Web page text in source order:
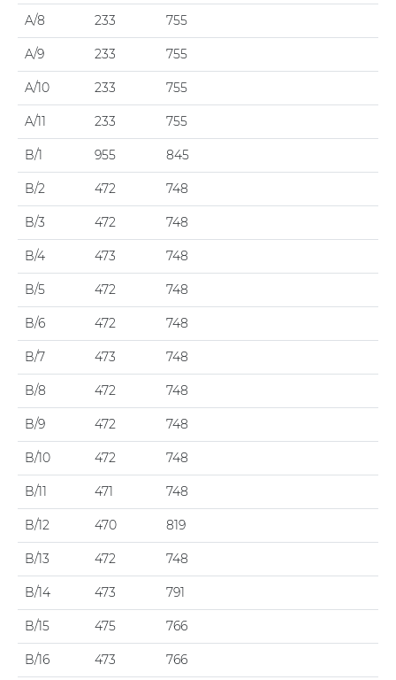
A/8 233 755
A/9 233 755
A/10 233 755
A/11 233 755
B/1 955 845
B/2 472 748
B/3 472 748
B/4 473 748
B/5 472 748
B/6 472 748
B/7 473 748
B/8 472 748
B/9 472 748
B/10 472 748
B/11 471 748
B/12 470 819
B/13 472 748
B/14 473 791
B/15 475 766
B/16 473 766